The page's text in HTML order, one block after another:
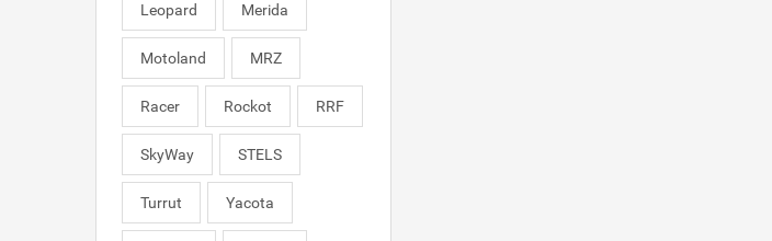
Leopard Merida
Motoland MRZ
Racer Rockot RRF
SkyWay STELS
Turrut Yacota